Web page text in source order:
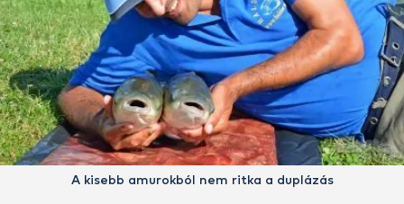
A kisebb amurokból nem ritka a duplázás